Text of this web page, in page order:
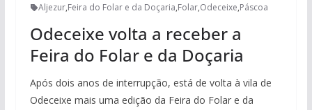
Aljezur,Feira do Folar e da Doçaria,Folar,Odeceixe,Páscoa
Odeceixe volta a receber a
Feira do Folar e da Doçaria
Após dois anos de interrupção, está de volta à vila de
Odeceixe mais uma edição da Feira do Folar e da